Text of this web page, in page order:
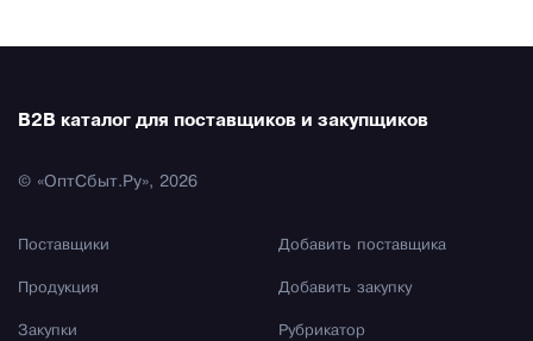
B2B каталог для поставщиков и закупщиков
© «ОптСбыт.Ру», 2026
Поставщики
Продукция
Закупки
Добавить поставщика
Добавить закупку
Рубрикатор